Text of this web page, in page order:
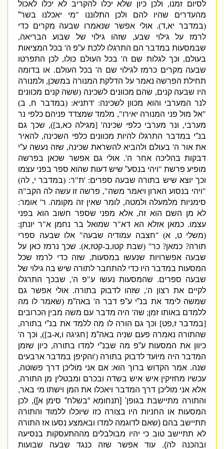
לסיום זמנו,ולכן כיון שלא יכלו להקריב לא יכלו לאכול
מהעדרים שהיו להם ולכן התלוננו"
מי יאכלנו בשר”
במדבר יא ,ד).אולי אפשר שנאמרו שבעה מקרים כדי
לרמז על גילוי שבע,שזהו גילוי של שבוע הבריאה,
שבמסעות במדבר הם התרגלו ללכת ע”פ ה'בכל המציאות
בעולם,וכך לגלות שם ה 'בכל העולם כולו,לכן התפרטו
שבעה מקרים כרמז לגילוי שם ה 'בכל העולם.או בדומה
תחילת הפרשה נאמר על הדלקת המנורה במשכן,ולמנורה
היו שבעה קנים,שהם מכוונים לשכינה(ששה קנים מכוונים
לנר המערבי והוא מכוון לשכינה: 'דתניא:
(במדבר ח ,ב
אל מול פני המנורה יאירו",מלמד שמצדד פניהם כלפי נר
מערבי,ונר מערבי כלפי שכינה' [מגילה כא,ב]),שכך גם
בנ”י במדבר התרגלו להיות מכוונים כלפי השכינה,להאיר
את אור ה 'בעולם ולהביא להשראת שכינה,שזה נעשה ע”י
דבקות בהליכה אחר ה '.אולי גם אפשר שכאן בפרשה
מופיע פרשת"ויהי בנסע” שיש דעות שהוא ספר בפני עצמו
וכך יוצא שיש בתורה שבעה ספרים: 'ת "ר:
(במדבר י, לה)
ויהי בנסוע הארון ויאמר משה",פרשה זו עשה לה הקב"ה
סימניות מלמעלה ולמטה,לומר שאין זה מקומה.ר 'אומר:
לא מן השם הוא זה ,אלא מפני שספר חשוב הוא בפני
עצמו.כמאן אזלא הא דא"ר שמואל בר נחמן א "ר יונתן:
משלי ט ,א " חצבה עמודיה שבעה"אלו שבעה ספרי
תורה?כמאן?כר'' (שבת קטו,ב-קטז,א).שכך נרמז כאן על
שבעה אפשרויות שנעשו במסעות,שזה כדי לרמז שכל
המסעות במדבר היו כדי להתחבר לתורה שיש בה גילוי של
שבעה ספרים.שהמסעות נעשו ע "פ ה ',שבכך התרגלו
לקיים את רצון ה ',שזהו לדבוק בתורה.אולי אפשר גם
שמשה לימד את בנ”י ע”פ דבר ה 'באה”מ(שאמר לו מה
ללמדם באותו זמן;שה'היה מדבר עם משה מבין הכרובים
במדבר ז,פט]וכך גם הורה לו מה ללמד את בנ”י בתורה,
שהתורה נאמרה פעם שניה באה”מ[חגיגה ו,א-ב]),וכך ה
כיוון את המסעות ע”פ מה שבנ”י למדו בתורה,כיון שזמן
המדבר היה מיועד לדבוק בתורה('והקיפן במדבר ארבעים
שנה.אמר הקדוש ברוך הוא:אם אני מוליכן דרך פשוטה,
עכשיו מחזיקין איש איש בשדה ובכרם ומבטלין מן התורה,
אלא אני מוליכן דרך המדבר ויאכלו את המן וישתו מי באר,
והתורה מתיישבת בגופן' [תנחומא “בשלח” סימן א ]),לכן
המסעות או החניות היו בצורה כזו שיוכלו ללמוד והתורה
תתיישב בהם(שאם לדוגמה למדו ובאמצע נסעו אז התורה
לא תתיישב טוב כי יהיו מבולבלים מההתעסקות בנסיעה
ובהכנה לה).עוד אפשר שזה כנגד שבעה שבועות